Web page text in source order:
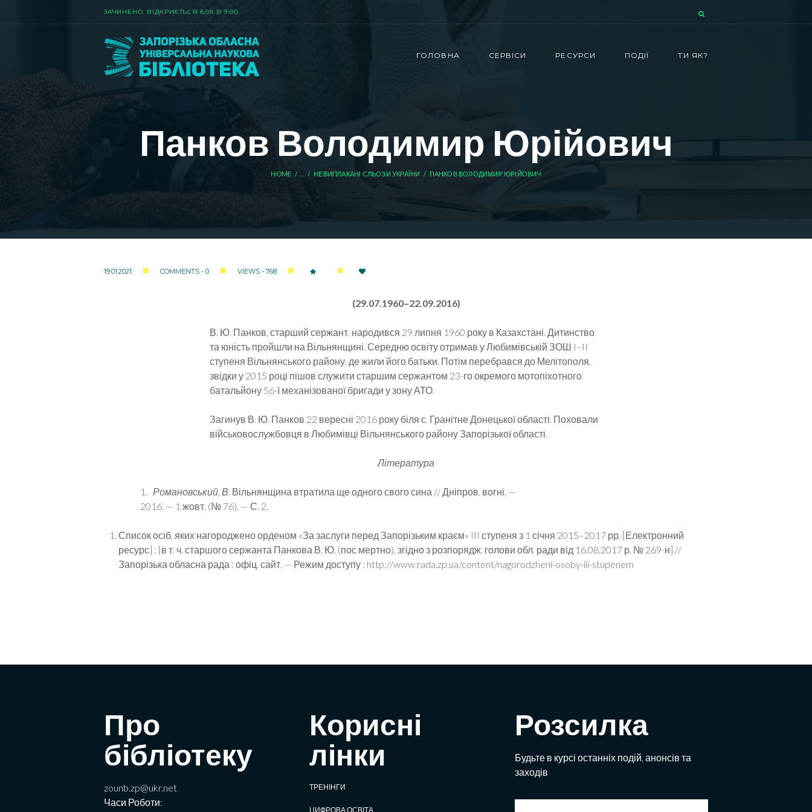
ЗАЧИНЕНО. ВIДКРИЄТЬСЯ 8.08 В 9:00
ГОЛОВНА СЕРВІСИ РЕСУРСИ ПОДІЇ ТИ ЯК?
Панков Володимир Юрійович
HOME НЕВИПЛАКАНІ СЛЬОЗИ УКРАЇНИ ПАНКОВ ВОЛОДИМИР ЮРІЙОВИЧ
19.01.2021 COMMENTS - 0 VIEWS - 768
(29.07.1960–22.09.2016)
В. Ю. Панков, старший сержант, народився 29 липня 1960 року в Казахстані. Дитинство
та юність пройшли на Вільнянщині. Середню освіту отримав у Любимівській ЗОШ I–II
ступеня Вільнянського району, де жили його батьки. Потім перебрався до Мелітополя,
звідки у 2015 році пішов служити старшим сержантом 23-го окремого мотопіхотного
батальйону 56-ї механізованої бригади у зону АТО.
Загинув В. Ю. Панков 22 вересні 2016 року біля с. Гранітне До­нецької області. Поховали
військовослужбовця в Любимівці Віль­нянського району Запорізької області.
Література
1.Романовський, В. Вільнянщина втратила ще одного свого си­на // Дніпров. вогні. —
2016. — 1 жовт. (№ 76). — С. 2.
Список осіб, яких нагороджено орденом «За заслуги перед Запо­різьким краєм» III ступеня з 1 січня 2015–2017 рр. [Електрон­ний
ресурс] : [в т. ч. старшого сержанта Панкова В. Ю. (пос мертно), згідно з розпорядж. голови обл. ради від 16.08.2017 р. № 269-н] //
Запорізька обласна рада : офіц. сайт. — Режим доступу : http://www.rada.zp.ua/content/nagorodzheni-osoby-iii-stupenem
Про
бібліотеку
zounb.zp@ukr.net
Часи Роботи:
Корисні
лінки
ТРЕНІНГИ
ЦИФРОВА ОСВІТА
Розсилка
Будьте в курсі останніх подій, анонсів та
заходів